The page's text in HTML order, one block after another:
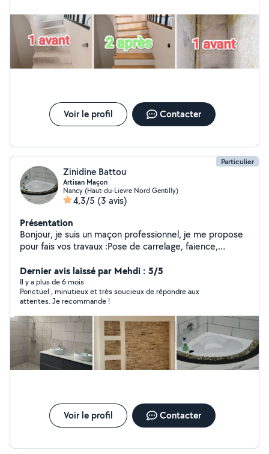
voir directement avec vous. Je reste à votre écoute
pour tous vos projets à venir
Voir le profil Contacter
Particulier
Zinidine Battou
Artisan Maçon
Nancy (Haut-du-Lievre Nord Gentilly)
4,3/5 (3 avis)
Présentation
Bonjour, je suis un maçon professionnel, je me propose
pour fais vos travaux :Pose de carrelage, faience,
tout travaux de rénovation
Dernier avis laissé par Mehdi : 5/5
Il y a plus de 6 mois
Ponctuel , minutieux et très soucieux de répondre aux
attentes. Je recommande !
Voir le profil Contacter